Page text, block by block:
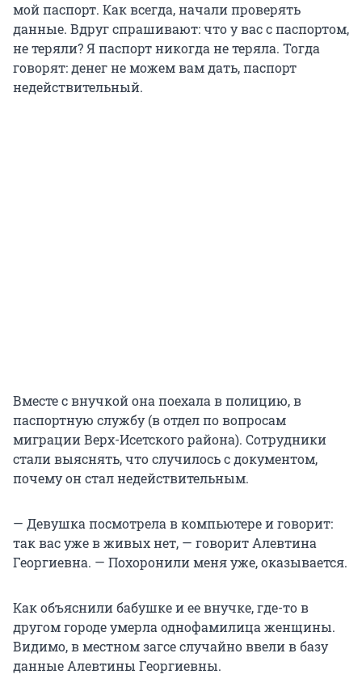
мой паспорт. Как всегда, начали проверять
данные. Вдруг спрашивают: что у вас с паспортом,
не теряли? Я паспорт никогда не теряла. Тогда
говорят: денег не можем вам дать, паспорт
недействительный.
Вместе с внучкой она поехала в полицию, в
паспортную службу (в отдел по вопросам
миграции Верх-Исетского района). Сотрудники
стали выяснять, что случилось с документом,
почему он стал недействительным.
— Девушка посмотрела в компьютере и говорит:
так вас уже в живых нет, — говорит Алевтина
Георгиевна. — Похоронили меня уже, оказывается.
Как объяснили бабушке и ее внучке, где-то в
другом городе умерла однофамилица женщины.
Видимо, в местном загсе случайно ввели в базу
данные Алевтины Георгиевны.